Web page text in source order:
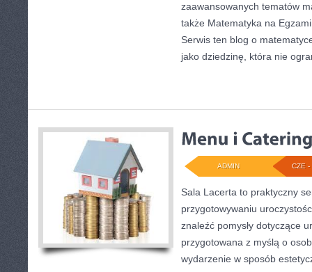
zaawansowanych tematów
także Matematyka na
Serwis ten blog o
jako dziedzinę, która nie
CZE -
ADMIN
Sala Lacerta to praktyczny
przygotowywaniu
znaleźć pomysły dotyczące
przygotowana z myślą o
wydarzenie w sposób